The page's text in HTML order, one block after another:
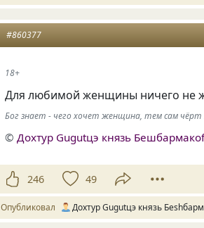
#860377
18+
Для любимой женщины ничего не
Бог знает - чего хочет женщина, тем сам
© Дохтур Gugutцэ князь
246 49
Опубликовал Дохтур Gugutцэ князь